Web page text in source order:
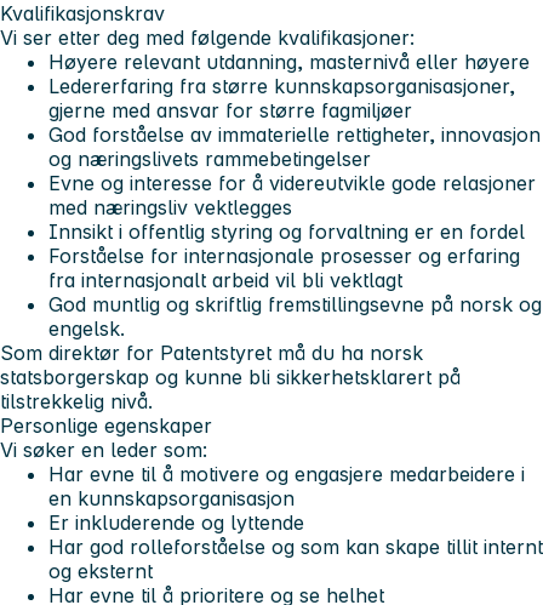
Kvalifikasjonskrav
Vi ser etter deg med følgende kvalifikasjoner:
Høyere relevant utdanning, masternivå eller høyere
Ledererfaring fra større kunnskapsorganisasjoner,
gjerne med ansvar for større fagmiljøer
God forståelse av immaterielle rettigheter, innovasjon
og næringslivets rammebetingelser
Evne og interesse for å videreutvikle gode relasjoner
med næringsliv vektlegges
Innsikt i offentlig styring og forvaltning er en fordel
Forståelse for internasjonale prosesser og erfaring
fra internasjonalt arbeid vil bli vektlagt
God muntlig og skriftlig fremstillingsevne på norsk og
engelsk.
Som direktør for Patentstyret må du ha norsk
statsborgerskap og kunne bli sikkerhetsklarert på
tilstrekkelig nivå.
Personlige egenskaper
Vi søker en leder som:
Har evne til å motivere og engasjere medarbeidere i
en kunnskapsorganisasjon
Er inkluderende og lyttende
Har god rolleforståelse og som kan skape tillit internt
og eksternt
Har evne til å prioritere og se helhet